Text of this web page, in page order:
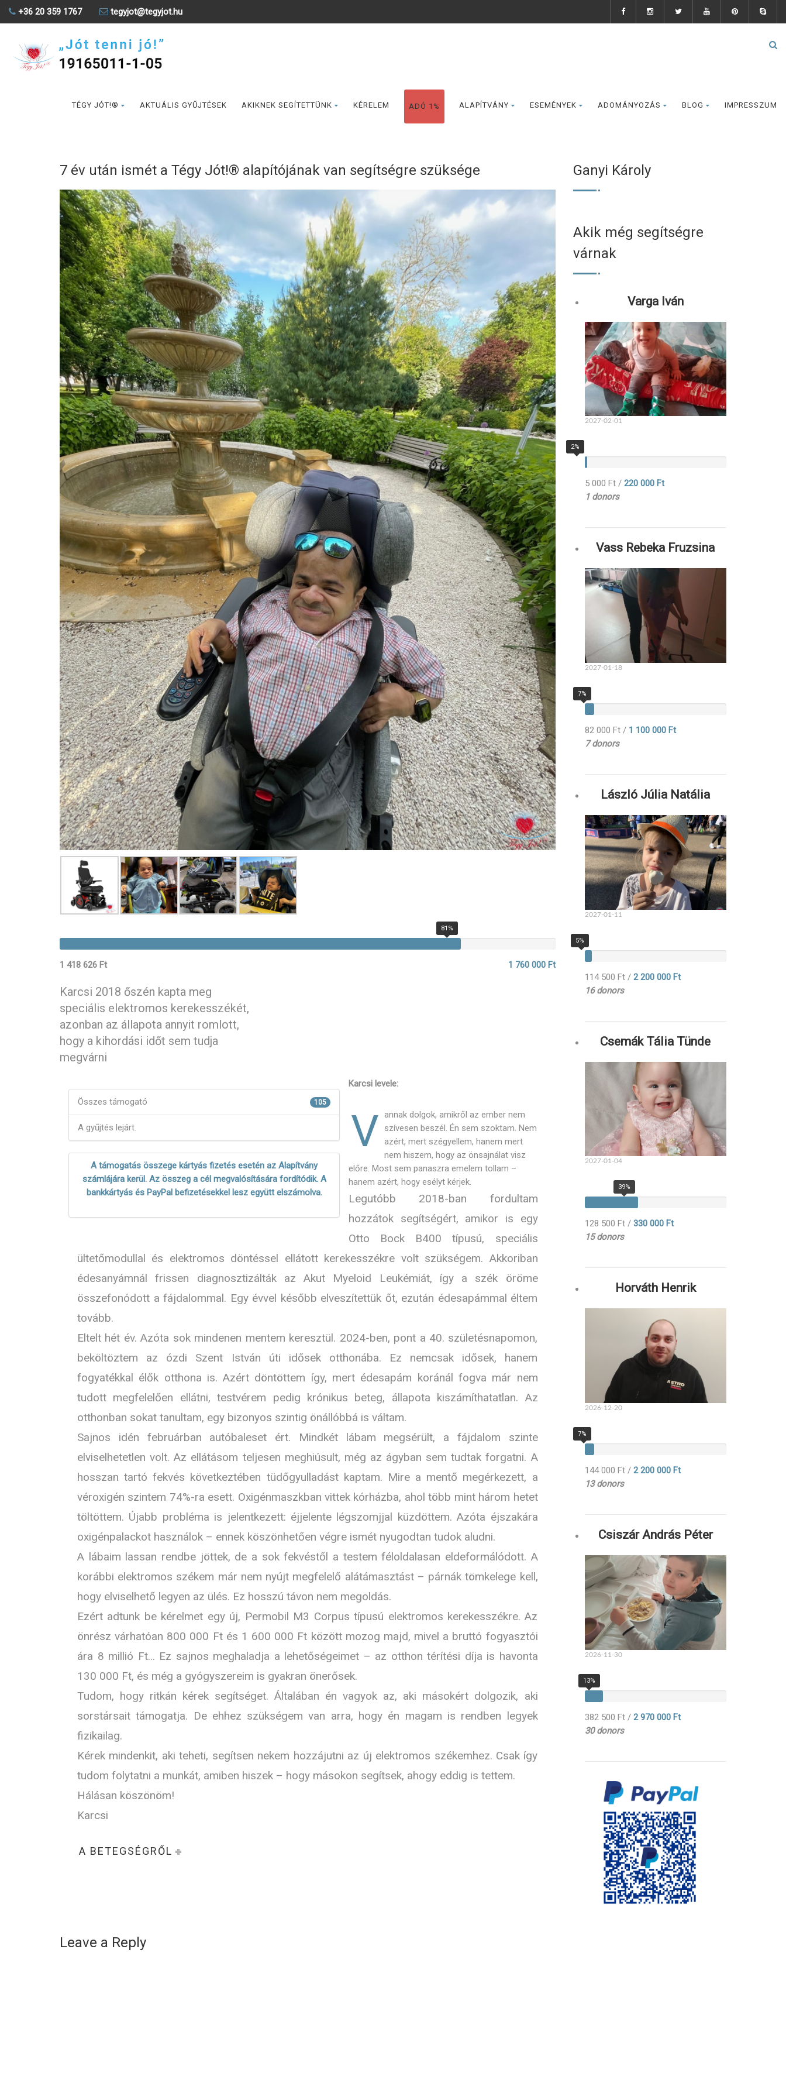
+36 20 359 1767 tegyjot@tegyjot.hu
TÉGY JÓT!® AKTUÁLIS GYŰJTÉSEK AKIKNEK SEGÍTETTÜNK KÉRELEM ADÓ 1% ALAPÍTVÁNY ESEMÉNYEK ADOMÁNYOZÁS BLOG IMPRESSZUM
7 év után ismét a Tégy Jót!® alapítójának van segítségre szüksége
81%
1 418 626 Ft 1 760 000 Ft
Karcsi 2018 őszén kapta meg
speciális elektromos kerekesszékét,
azonban az állapota annyit romlott,
hogy a kihordási időt sem tudja
megvárni
Összes támogató 105
A gyűjtés lejárt.
A támogatás összege kártyás fizetés esetén az Alapítvány
számlájára kerül. Az összeg a cél megvalósítására fordítódik. A
bankkártyás és PayPal befizetésekkel lesz együtt elszámolva.
Karcsi levele:
V annak dolgok, amikről az ember nem
szívesen beszél. Én sem szoktam. Nem
azért, mert szégyellem, hanem mert
nem hiszem, hogy az önsajnálat visz
előre. Most sem panaszra emelem tollam –
hanem azért, hogy esélyt kérjek.
Legutóbb 2018-ban fordultam
hozzátok segítségért, amikor is egy
Otto Bock B400 típusú, speciális
ültetőmodullal és elektromos döntéssel ellátott kerekesszékre volt szükségem. Akkoriban
édesanyámnál frissen diagnosztizálták az Akut Myeloid Leukémiát, így a szék öröme
összefonódott a fájdalommal. Egy évvel később elveszítettük őt, ezután édesapámmal éltem
tovább.
Eltelt hét év. Azóta sok mindenen mentem keresztül. 2024-ben, pont a 40. születésnapomon,
beköltöztem az ózdi Szent István úti idősek otthonába. Ez nemcsak idősek, hanem
fogyatékkal élők otthona is. Azért döntöttem így, mert édesapám koránál fogva már nem
tudott megfelelően ellátni, testvérem pedig krónikus beteg, állapota kiszámíthatatlan. Az
otthonban sokat tanultam, egy bizonyos szintig önállóbbá is váltam.
Sajnos idén februárban autóbaleset ért. Mindkét lábam megsérült, a fájdalom szinte
elviselhetetlen volt. Az ellátásom teljesen meghiúsult, még az ágyban sem tudtak forgatni. A
hosszan tartó fekvés következtében tüdőgyulladást kaptam. Mire a mentő megérkezett, a
véroxigén szintem 74%-ra esett. Oxigénmaszkban vittek kórházba, ahol több mint három hetet
töltöttem. Újabb probléma is jelentkezett: éjjelente légszomjjal küzdöttem. Azóta éjszakára
oxigénpalackot használok – ennek köszönhetően végre ismét nyugodtan tudok aludni.
A lábaim lassan rendbe jöttek, de a sok fekvéstől a testem féloldalasan eldeformálódott. A
korábbi elektromos székem már nem nyújt megfelelő alátámasztást – párnák tömkelege kell,
hogy elviselhető legyen az ülés. Ez hosszú távon nem megoldás.
Ezért adtunk be kérelmet egy új, Permobil M3 Corpus típusú elektromos kerekesszékre. Az
önrész várhatóan 800 000 Ft és 1 600 000 Ft között mozog majd, mivel a bruttó fogyasztói
ára 8 millió Ft… Ez sajnos meghaladja a lehetőségeimet – az otthon térítési díja is havonta
130 000 Ft, és még a gyógyszereim is gyakran önerősek.
Tudom, hogy ritkán kérek segítséget. Általában én vagyok az, aki másokért dolgozik, aki
sorstársait támogatja. De ehhez szükségem van arra, hogy én magam is rendben legyek
fizikailag.
Kérek mindenkit, aki teheti, segítsen nekem hozzájutni az új elektromos székemhez. Csak így
tudom folytatni a munkát, amiben hiszek – hogy másokon segítsek, ahogy eddig is tettem.
Hálásan köszönöm!
Karcsi
A BETEGSÉGRŐL
Leave a Reply
Ganyi Károly
Akik még segítségre
várnak
Varga Iván
2027-02-01
2%
5 000 Ft/ 220 000 Ft
1 donors
Vass Rebeka Fruzsina
2027-01-18
7%
82 000 Ft/ 1 100 000 Ft
7 donors
László Júlia Natália
2027-01-11
5%
114 500 Ft/ 2 200 000 Ft
16 donors
Csemák Tália Tünde
2027-01-04
39%
128 500 Ft/ 330 000 Ft
15 donors
Horváth Henrik
2026-12-20
7%
144 000 Ft/ 2 200 000 Ft
13 donors
Csiszár András Péter
2026-11-30
13%
382 500 Ft/ 2 970 000 Ft
30 donors